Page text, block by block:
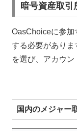
暗号資産取引
OasChoiceに参加
する必要があり
を選び、アカウン
国内のメジャー